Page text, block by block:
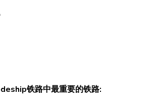
铁路中最重要的铁路: